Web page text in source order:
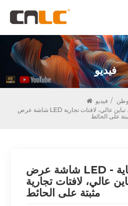
فيديو
وطن / فيديو
شاشة عرض LED داخلية رفيعة للغاية - ألوان كاملة، تباين عالي، لافتات تجارية
على الحائط
شاشة عرض LED داخلية رفيعة للغاية -
عالي، لافتات تجارية
مثبتة على الحائط